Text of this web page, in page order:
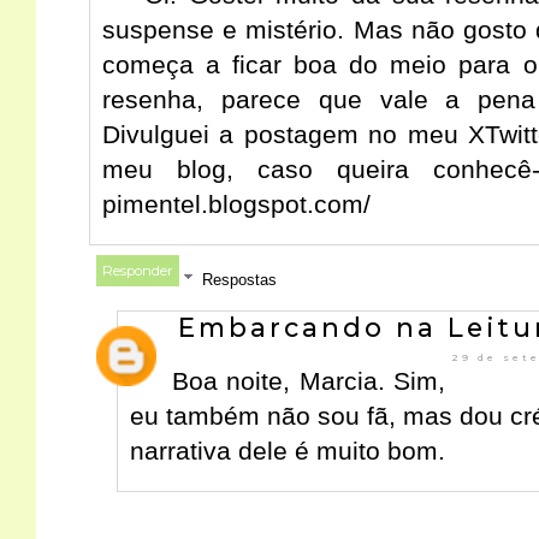
suspense e mistério. Mas não
começa a ficar boa do meio para
resenha, parece que vale a
Divulguei a postagem no meu
meu blog, caso queira
pimentel.blogspot.com/
Responder
Respostas
Embarcando na
29 de
Boa noite, Marcia. Sim,
eu também não sou fã, mas dou
narrativa dele é muito bom.